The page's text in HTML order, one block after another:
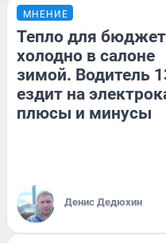
МНЕНИЕ
Тепло для
холодно в салоне
зимой. Водитель
ездит на
плюсы и минусы
Денис Дедюхин